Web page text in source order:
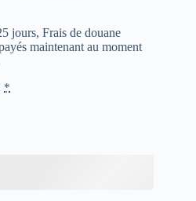
jours, Frais de douane
maintenant au moment
*